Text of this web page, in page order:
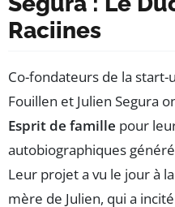
Raciines
Co-fondateurs de la start-
Fouillen et Julien Segura
Esprit de famille pour
autobiographiques
Leur projet a vu le jour à
mère de Julien, qui a